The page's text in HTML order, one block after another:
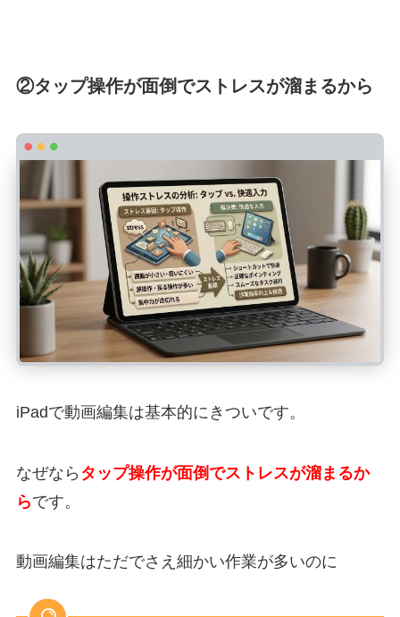
②タップ操作が面倒でストレスが溜まるから
iPadで動画編集は基本的にきついです。
なぜなら タップ操作が面倒でストレスが溜まるか
らです。
動画編集はただでさえ細かい作業が多いのに